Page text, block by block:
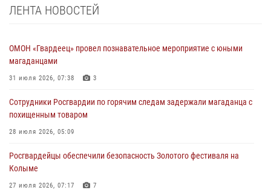
ЛЕНТА НОВОСТЕЙ
ОМОН «Гвардеец» провел познавательное мероприятие с юными
магаданцами
31 июля 2026, 07:38 3
Сотрудники Росгвардии по горячим следам задержали магаданца с
похищенным товаром
28 июля 2026, 05:09
Росгвардейцы обеспечили безопасность Золотого фестиваля на
Колыме
27 июля 2026, 07:17 7